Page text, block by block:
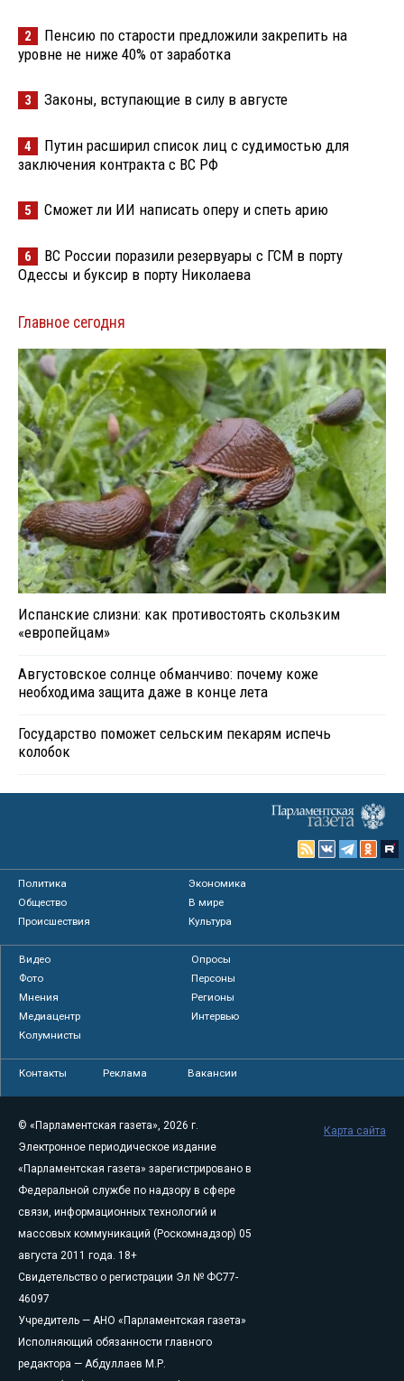
2
Пенсию по старости предложили закрепить на
уровне не ниже 40% от заработка
3 Законы, вступающие в силу в августе
4
Путин расширил список лиц с судимостью для
заключения контракта с ВС РФ
5 Сможет ли ИИ написать оперу и спеть арию
6
ВС России поразили резервуары с ГСМ в порту
Одессы и буксир в порту Николаева
Главное сегодня
Испанские слизни: как противостоять скользким
«европейцам»
Августовское солнце обманчиво: почему коже
необходима защита даже в конце лета
Государство поможет сельским пекарям испечь
колобок
Политика
Экономика
Общество
В мире
Происшествия
Культура
Видео
Опросы
Фото
Персоны
Мнения
Регионы
Медиацентр
Интервью
Колумнисты
Контакты Реклама Вакансии
© «Парламентская газета», 2026 г.
Электронное периодическое издание
«Парламентская газета» зарегистрировано в
Федеральной службе по надзору в сфере
связи, информационных технологий и
массовых коммуникаций (Роскомнадзор) 05
августа 2011 года. 18+
Свидетельство о регистрации Эл № ФС77-
46097
Учредитель — АНО «Парламентская газета»
Исполняющий обязанности главного
редактора — Абдуллаев М.Р.
Карта сайта